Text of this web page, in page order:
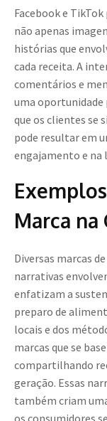
Facebook e
não apenas
histórias que
cada receita. A
comentários e
uma
que os clientes se
pode resultar em
engajamento e na
Marca
Diversas marcas
narrativas
enfatizam a
preparo de
locais e dos
marcas que se
compartilhando
geração. Essas
também criam